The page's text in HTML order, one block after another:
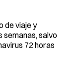
de viaje y
salvo
72 horas